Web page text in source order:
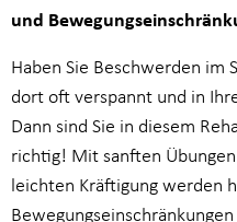
und
Haben Sie Beschwerden im
dort oft verspannt und in
Dann sind Sie in diesem
richtig! Mit sanften
leichten Kräftigung werden